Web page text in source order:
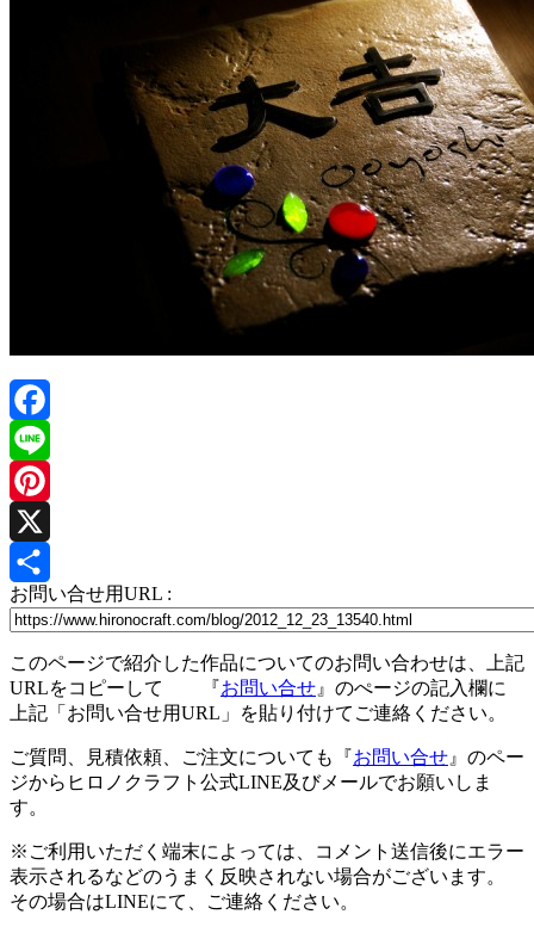
Facebook
Line
Pinterest
X
共
お問い合せ用URL :
このページで紹介した作品についてのお問い合わせは、上記
URLをコピーして 『お問い合せ 』のぺージの記入欄に
上記「お問い合せ用URL」を貼り付けてご連絡ください。
ご質問、見積依頼、ご注文についても『お問い合せ 』のペー
ジからヒロノクラフト公式LINE及びメールでお願いしま
す。
※ご利用いただく端末によっては、コメント送信後にエラー
表示されるなどのうまく反映されない場合がございます。
その場合はLINEにて、ご連絡ください。